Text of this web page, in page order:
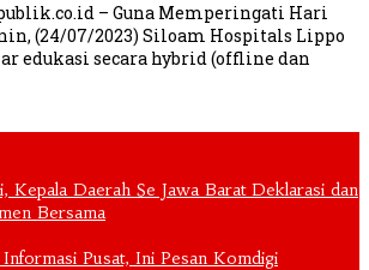
– Guna Memperingati Hari
(24/07/2023) Siloam Hospitals Lippo
edukasi secara hybrid (offline dan
Kepala Daerah Se Jawa Barat Deklarasi dan
Bersama
Pusat, Ini Pesan Komdigi